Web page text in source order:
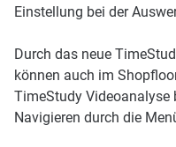
Einstellung bei der
Durch das neue
können auch im
TimeStudy Videoanalyse
Navigieren durch die